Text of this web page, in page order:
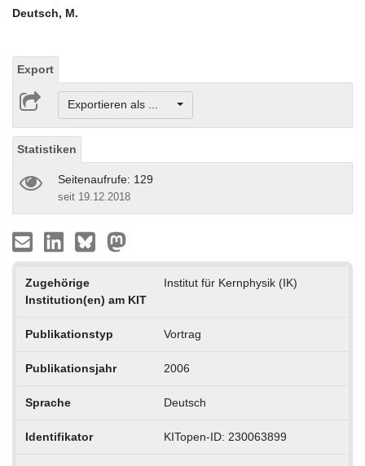
Deutsch, M.
Export
Exportieren als ...
Statistiken
Seitenaufrufe: 129
seit 19.12.2018
Zugehörige
Institution(en) am KIT
Institut für Kernphysik (IK)
Publikationstyp Vortrag
Publikationsjahr 2006
Sprache Deutsch
Identifikator KITopen-ID: 230063899